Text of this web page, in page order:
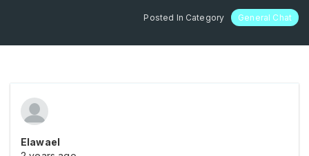
Posted In Category General Chat
Elawael